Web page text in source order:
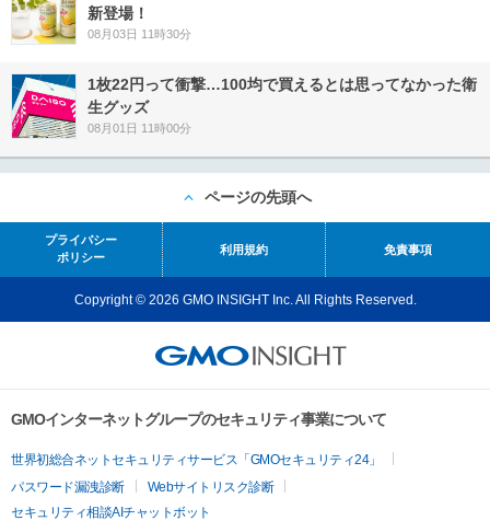
新登場！
08月03日 11時30分
1枚22円って衝撃…100均で買えるとは思ってなかった衛
生グッズ
08月01日 11時00分
ページの先頭へ
プライバシー
ポリシー
利用規約 免責事項
Copyright © 2026 GMO INSIGHT Inc. All Rights Reserved.
GMOインターネットグループのセキュリティ事業について
世界初総合ネットセキュリティサービス「GMOセキュリティ24」
パスワード漏洩診断
Webサイトリスク診断
セキュリティ相談AIチャットボット